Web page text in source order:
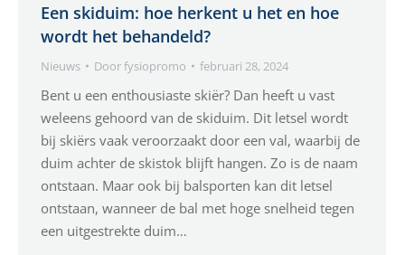
Een skiduim: hoe herkent u het en hoe
wordt het behandeld?
Nieuws Doorfysiopromo februari 28, 2024
Bent u een enthousiaste skiër? Dan heeft u vast
weleens gehoord van de skiduim. Dit letsel wordt
bij skiërs vaak veroorzaakt door een val, waarbij de
duim achter de skistok blijft hangen. Zo is de naam
ontstaan. Maar ook bij balsporten kan dit letsel
ontstaan, wanneer de bal met hoge snelheid tegen
een uitgestrekte duim…